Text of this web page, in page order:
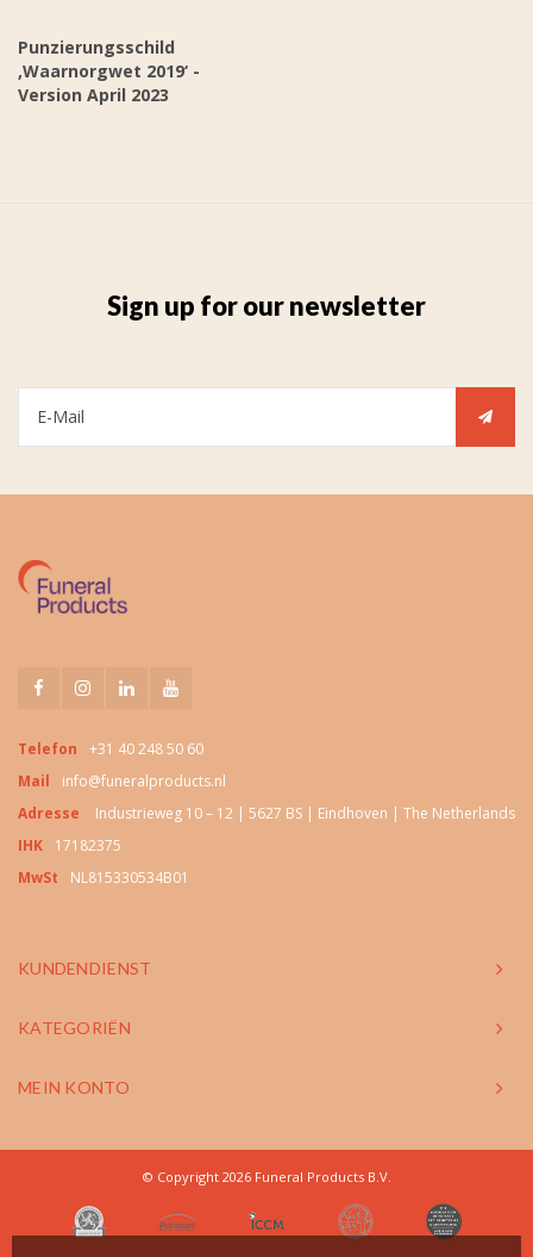
Punzierungsschild
‚Waarnorgwet 2019‘ -
Version April 2023
Sign up for our newsletter
Telefon
+31 40 248 50 60
Mail
info@funeralproducts.nl
Adresse
Industrieweg 10 – 12 | 5627 BS | Eindhoven | The Netherlands
IHK
17182375
MwSt
NL815330534B01
KUNDENDIENST
KATEGORIËN
MEIN KONTO
© Copyright 2026 Funeral Products B.V.